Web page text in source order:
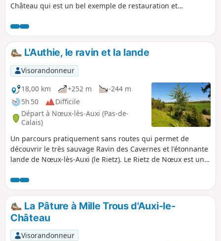
Château qui est un bel exemple de restauration et
petit cimetière militaire qui nous rappelle, ici aussi, les
horreurs de la guerre. Enfin, profitons des superbes points
de vue sur la vallée et sur la charmante ville d'Auxi.
L'Authie, le ravin et la lande
Visorandonneur
18,00 km
+252 m
-244 m
5h 50
Difficile
Départ à Nœux-lès-Auxi (Pas-de-
Calais)
Un parcours pratiquement sans routes qui permet de
découvrir le très sauvage Ravin des Cavernes et l'étonnante
lande de Nœux-lès-Auxi (le Rietz). Le Rietz de Nœux est une
printemps de très belles orchidées. Bien sûr, ne pas
cueillir ! Ce circuit reprend une très grande partie du
"Sentier de l'Étoile" dont on trouve quelques tracés, mais
pas de descriptif. En outre son balisage est minimaliste
(peut-être même disparu en mai 2025). Les barrières sont
près du grillage à droite Avant de vous attaquer à ce
La Pâture à Mille Trous d'Auxi-le-
Château
Visorandonneur